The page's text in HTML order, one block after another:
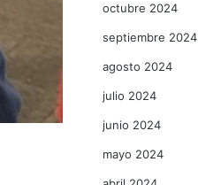
octubre 2024
septiembre 2024
agosto 2024
julio 2024
junio 2024
mayo 2024